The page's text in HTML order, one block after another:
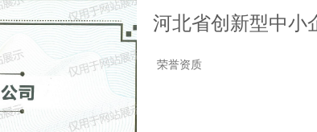
河北省创新型中小
荣誉资质